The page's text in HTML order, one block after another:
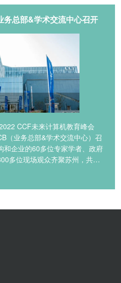
总部&学术交流中心召开
CCF未来计算机教育峰会
（业务总部&学术交流中心）召
和企业的60多位专家学者、政府
多位现场观众齐聚苏州，共话